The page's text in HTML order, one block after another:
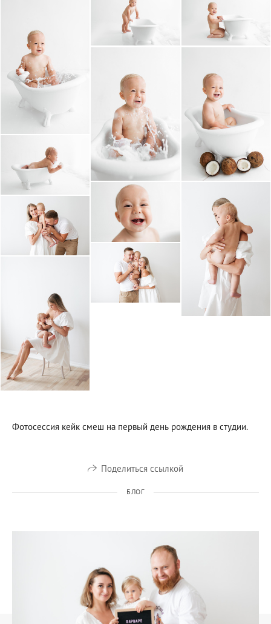
Фотосессия кейк смеш на первый день рождения в студии.
Поделиться ссылкой
БЛОГ